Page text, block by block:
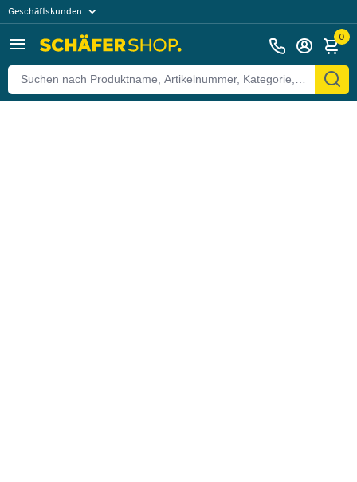
Geschäftskunden
0
Zurück